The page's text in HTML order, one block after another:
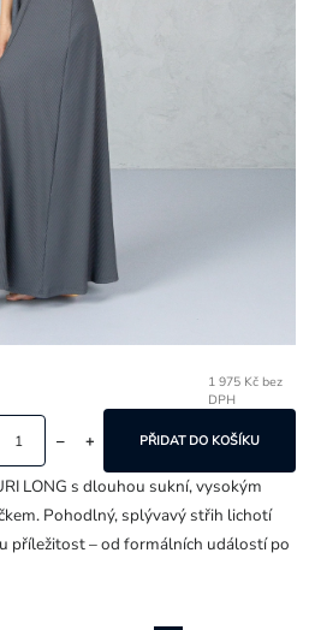
1 975 Kč bez
DPH
PŘIDAT DO KOŠÍKU
LONG s dlouhou sukní, vysokým
Pohodlný, splývavý střih lichotí
příležitost – od formálních událostí po